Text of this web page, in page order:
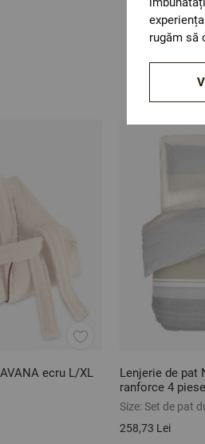
ecru L/XL
Lenjerie de pat
ranforce 4 piese
Size:Set de pat
258,73 Lei
rugăm să